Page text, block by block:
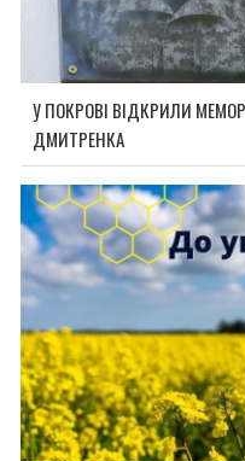
У ПОКРОВІ ВІДКРИЛИ
ДМИТРЕНКА